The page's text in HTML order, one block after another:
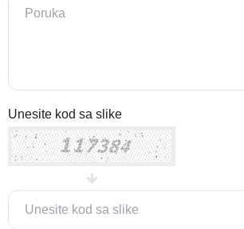
Unesite kod sa slikeavenija 102, Resnik
Brza pretraga